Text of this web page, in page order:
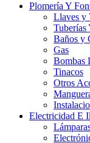
Plomería Y
Llaves y
Tuberías
Baños y
Gas
Bombas
Tinacos
Otros
Electricidad E